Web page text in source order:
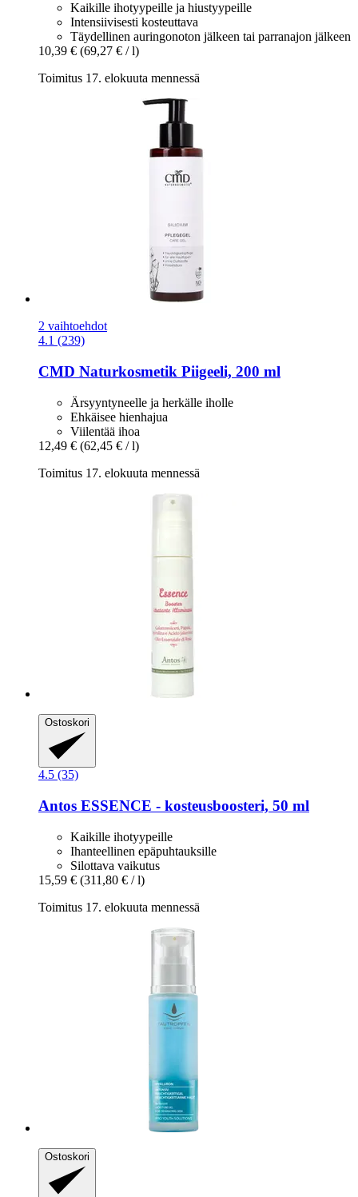
Kaikille ihotyypeille ja hiustyypeille
Intensiivisesti kosteuttava
Täydellinen auringonoton jälkeen tai parranajon jälkeen
10,39 € (69,27 € / l)
Toimitus 17. elokuuta mennessä
2 vaihtoehdot
4.1 (239)
CMD Naturkosmetik Piigeeli, 200 ml
Ärsyyntyneelle ja herkälle iholle
Ehkäisee hienhajua
Viilentää ihoa
12,49 € (62,45 € / l)
Toimitus 17. elokuuta mennessä
Ostoskori
4.5 (35)
Antos ESSENCE -​ kosteusboosteri, 50 ml
Kaikille ihotyypeille
Ihanteellinen epäpuhtauksille
Silottava vaikutus
15,59 € (311,80 € / l)
Toimitus 17. elokuuta mennessä
Ostoskori